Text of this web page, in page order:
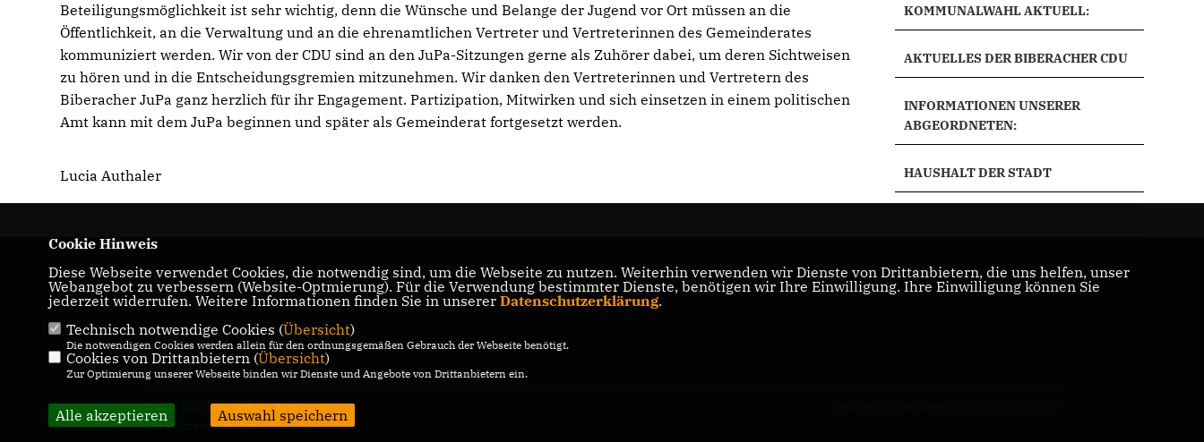
Beteiligungsmöglichkeit ist sehr wichtig, denn die Wünsche und Belange der Jugend vor Ort müssen an die
Öffentlichkeit, an die Verwaltung und an die ehrenamtlichen Vertreter und Vertreterinnen des Gemeinderates
kommuniziert werden. Wir von der CDU sind an den JuPa-Sitzungen gerne als Zuhörer dabei, um deren Sichtweisen
zu hören und in die Entscheidungsgremien mitzunehmen. Wir danken den Vertreterinnen und Vertretern des
Biberacher JuPa ganz herzlich für ihr Engagement. Partizipation, Mitwirken und sich einsetzen in einem politischen
Amt kann mit dem JuPa beginnen und später als Gemeinderat fortgesetzt werden.
Lucia Authaler
KOMMUNALWAHL AKTUELL:
AKTUELLES DER BIBERACHER CDU
INFORMATIONEN UNSERER
ABGEORDNETEN:
HAUSHALT DER STADT
Biberach . Aktuelles der CDU in Biberach an
der Riss.
IMPRESSUM
DATENSCHUTZ
KONTAKT
@2026 CDU Stadtverband Biberach
Alle Rechte vorbehalten.
Cookie Hinweis
Diese Webseite verwendet Cookies, die notwendig sind, um die Webseite zu nutzen. Weiterhin verwenden wir Dienste von Drittanbietern, die uns helfen, unser
Webangebot zu verbessern (Website-Optmierung). Für die Verwendung bestimmter Dienste, benötigen wir Ihre Einwilligung. Ihre Einwilligung können Sie
jederzeit widerrufen. Weitere Informationen finden Sie in unserer Datenschutzerklärung.
Technisch notwendige Cookies (Übersicht)
Die notwendigen Cookies werden allein für den ordnungsgemäßen Gebrauch der Webseite benötigt.
Cookies von Drittanbietern (Übersicht)
Zur Optimierung unserer Webseite binden wir Dienste und Angebote von Drittanbietern ein.
Alle akzeptieren Auswahl speichern